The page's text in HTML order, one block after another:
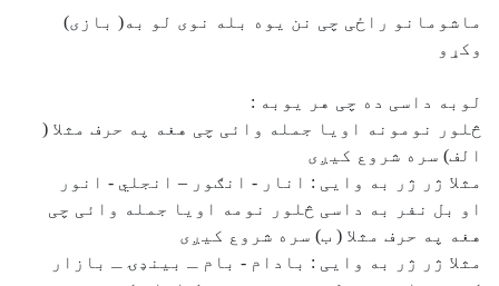
ماشومانو راځی چی نن یوه بله نوی لو به( بازی)
وکړو
لوبه داسی ده چی هر یوبه :
څلور نومونه اویا جمله وائی چی هغه په حرف مثلا (
الف) سره شروع کیږی
مثلا ژر ژر به وایی : انار - انګور – انجلي - انور
او بل نفر به داسی څلور نومه اویا جمله وائی چی
هغه په حرف مثلا ( ب) سره شروع کیږی
مثلا ژر ژر به وایی : بادام - بام ـ بینډۍ ـ بازار